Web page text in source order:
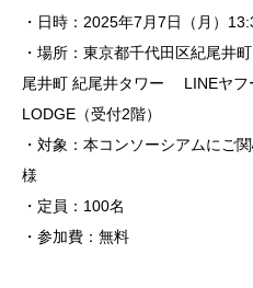
・日時：2025年7月7日（月）
・場所：東京都千代田区紀尾井
尾井町 紀尾井タワー LINEヤ
LODGE（受付2階）
・対象：本コンソーシアムにご
様
・定員：100名
・参加費：無料